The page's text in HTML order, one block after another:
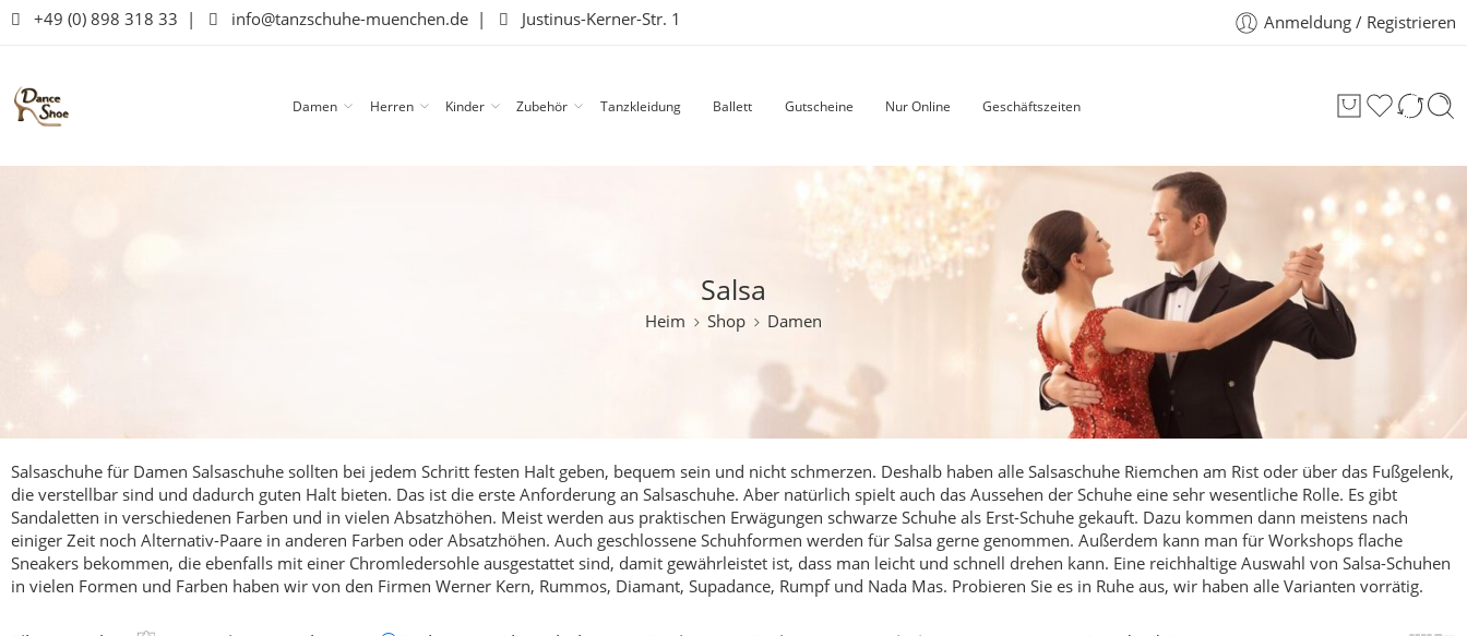
+49 (0) 898 318 33 | info@tanzschuhe-muenchen.de | Justinus-Kerner-Str. 1 Anmeldung / Registrieren
Damen Herren Kinder Zubehör Tanzkleidung Ballett Gutscheine Nur Online Geschäftszeiten
Salsa
Heim Shop Damen
Salsaschuhe für Damen Salsaschuhe sollten bei jedem Schritt festen Halt geben, bequem sein und nicht schmerzen. Deshalb haben alle Salsaschuhe Riemchen am Rist oder über das Fußgelenk,
die verstellbar sind und dadurch guten Halt bieten. Das ist die erste Anforderung an Salsaschuhe. Aber natürlich spielt auch das Aussehen der Schuhe eine sehr wesentliche Rolle. Es gibt
Sandaletten in verschiedenen Farben und in vielen Absatzhöhen. Meist werden aus praktischen Erwägungen schwarze Schuhe als Erst-Schuhe gekauft. Dazu kommen dann meistens nach
einiger Zeit noch Alternativ-Paare in anderen Farben oder Absatzhöhen. Auch geschlossene Schuhformen werden für Salsa gerne genommen. Außerdem kann man für Workshops flache
Sneakers bekommen, die ebenfalls mit einer Chromledersohle ausgestattet sind, damit gewährleistet ist, dass man leicht und schnell drehen kann. Eine reichhaltige Auswahl von Salsa-Schuhen
in vielen Formen und Farben haben wir von den Firmen Werner Kern, Rummos, Diamant, Supadance, Rumpf und Nada Mas. Probieren Sie es in Ruhe aus, wir haben alle Varianten vorrätig.